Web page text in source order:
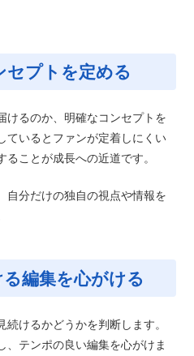
プトを定める
けるのか、明確なコンセプトを
ているとファンが定着しにくい
ことが成長への近道です。
自分だけの独自の視点や情報を
編集を心がける
けるかどうかを判断します。
、テンポの良い編集を心がけま